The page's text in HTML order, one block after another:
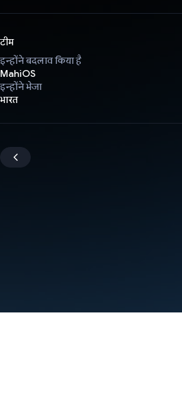
टीम
इन्होंने बदलाव किया है
MahiOS
इन्होंने भेजा
भारत